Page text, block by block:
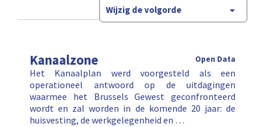
Wijzig de volgorde
Kanaalzone Open Data
Het Kanaalplan werd voorgesteld als een
operationeel antwoord op de uitdagingen
waarmee het Brussels Gewest geconfronteerd
wordt en zal worden in de komende 20 jaar: de
huisvesting, de werkgelegenheid en …